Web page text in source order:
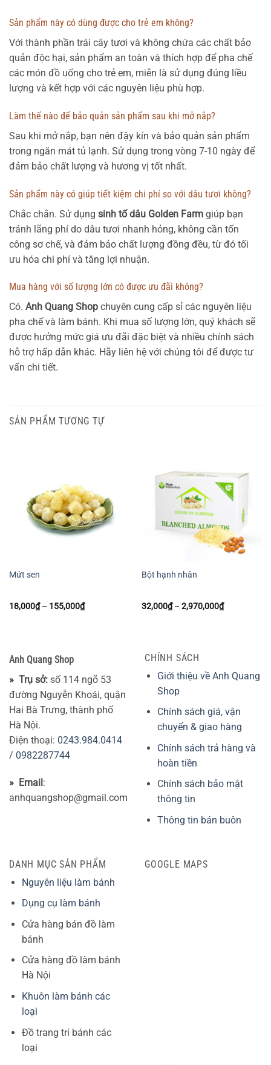
Sản phẩm này có dùng được cho trẻ em không?
Với thành phần trái cây tươi và không chứa các chất bảo
quản độc hại, sản phẩm an toàn và thích hợp để pha chế
các món đồ uống cho trẻ em, miễn là sử dụng đúng liều
lượng và kết hợp với các nguyên liệu phù hợp.
Làm thế nào để bảo quản sản phẩm sau khi mở nắp?
Sau khi mở nắp, bạn nên đậy kín và bảo quản sản phẩm
trong ngăn mát tủ lạnh. Sử dụng trong vòng 7-10 ngày để
đảm bảo chất lượng và hương vị tốt nhất.
Sản phẩm này có giúp tiết kiệm chi phí so với dâu tươi không?
Chắc chắn. Sử dụng sinh tố dâu Golden Farm giúp bạn
tránh lãng phí do dâu tươi nhanh hỏng, không cần tốn
công sơ chế, và đảm bảo chất lượng đồng đều, từ đó tối
ưu hóa chi phí và tăng lợi nhuận.
Mua hàng với số lượng lớn có được ưu đãi không?
Có. Anh Quang Shop chuyên cung cấp sỉ các nguyên liệu
pha chế và làm bánh. Khi mua số lượng lớn, quý khách sẽ
được hưởng mức giá ưu đãi đặc biệt và nhiều chính sách
hỗ trợ hấp dẫn khác. Hãy liên hệ với chúng tôi để được tư
vấn chi tiết.
SẢN PHẨM TƯƠNG TỰ
Mứt sen
18,000₫ – 155,000₫Khoảng
giá:
Bột hạnh nhân
32,000₫ – 2,970,000₫Khoảng
giá:
Anh Quang Shop
» Trụ sở: số 114 ngõ 53
đường Nguyễn Khoái, quận
Hai Bà Trưng, thành phố
Hà Nội.
Điện thoại: 0243.984.0414
/ 0982287744
» Email :
anhquangshop@gmail.com
CHÍNH SÁCH
Giới thiệu về Anh Quang
Shop
Chính sách giá, vận
chuyển & giao hàng
Chính sách trả hàng và
hoàn tiền
Chính sách bảo mật
thông tin
Thông tin bán buôn
DANH MỤC SẢN PHẨM
Nguyên liệu làm bánh
Dụng cụ làm bánh
Cửa hàng bán đồ làm
bánh
Cửa hàng đồ làm bánh
Hà Nội
Khuôn làm bánh các
loại
Đồ trang trí bánh các
loại
GOOGLE MAPS